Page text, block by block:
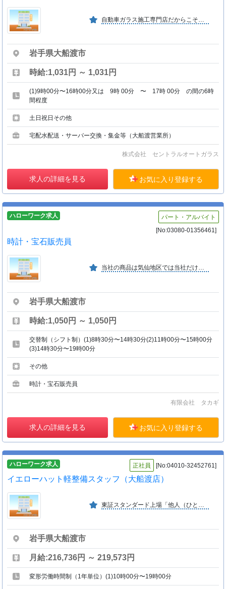
岩手県大船渡市
時給:1,031円 ～ 1,031円
(1)9時00分〜16時00分又は 9時 00分 〜 17時 00分 の間の6時
間程度
土日祝日その他
宅配水配送・サーバー交換・集金等（大船渡営業所）
株式会社 セントラルオートガラス
求人の詳細を見る お気に入り登録する
ハローワーク求人
パート・アルバイト
[No:03080-01356461]
時計・宝石販売員
当社の商品は気仙地区では当社だけの取引を各メーカーに依頼し、全国ブランドを数点展開しております。今年度は２０年ぶりに店舗をリニューアルし、お客様に安心して来店出来る店舗を目指します
岩手県大船渡市
時給:1,050円 ～ 1,050円
交替制（シフト制）(1)8時30分〜14時30分(2)11時00分〜15時00分
(3)14時30分〜19時00分
その他
時計・宝石販売員
有限会社 タカギ
求人の詳細を見る お気に入り登録する
ハローワーク求人 正社員 [No:04010-32452761]
イエローハット軽整備スタッフ（大船渡店）
東証スタンダード上場「他人（ひと）の幸せが自分の幸せ」を社是とし、また「社員の成長なくして会社の発展なし、会社の発展なくして社員の幸せなし」とし社員がやりがいを持って働ける会社です
岩手県大船渡市
月給:216,736円 ～ 219,573円
変形労働時間制（1年単位）(1)10時00分〜19時00分